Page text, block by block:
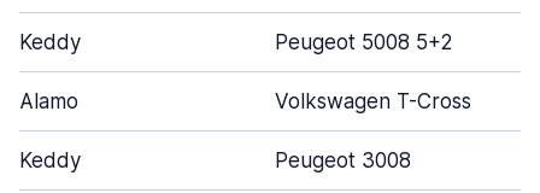
Keddy Peugeot 5008 5+2
Alamo Volkswagen T-Cross
Keddy Peugeot 3008